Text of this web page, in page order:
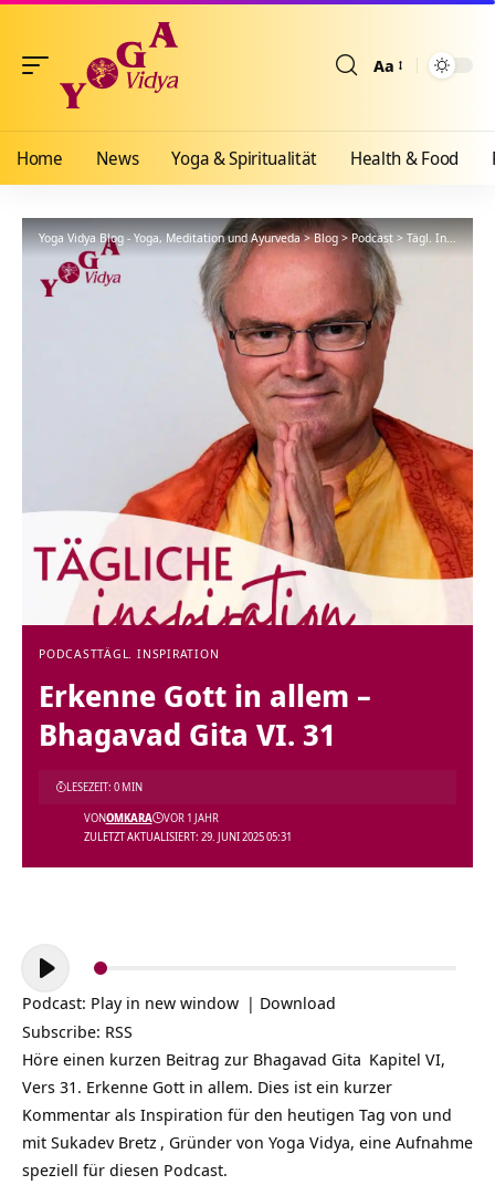
Aa
Home News Yoga & Spiritualität Health & Food
Yoga Vidya Blog - Yoga, Meditation und Ayurveda>Blog>Podcast>Tägl. Inspiration
PODCASTTÄGL. INSPIRATION
Erkenne Gott in allem –
Bhagavad Gita VI. 31
ZULETZT AKTUALISIERT: 29. JUNI 2025 05:31
VONOMKARA VOR 1 JAHR
LESEZEIT: 0 MIN
Audio-
Player
Podcast: Play in new window | Download
Subscribe: RSS
Höre einen kurzen Beitrag zur Bhagavad Gita Kapitel VI,
Vers 31. Erkenne Gott in allem. Dies ist ein kurzer
Kommentar als Inspiration für den heutigen Tag von und
mit Sukadev Bretz , Gründer von Yoga Vidya, eine Aufnahme
speziell für diesen Podcast.